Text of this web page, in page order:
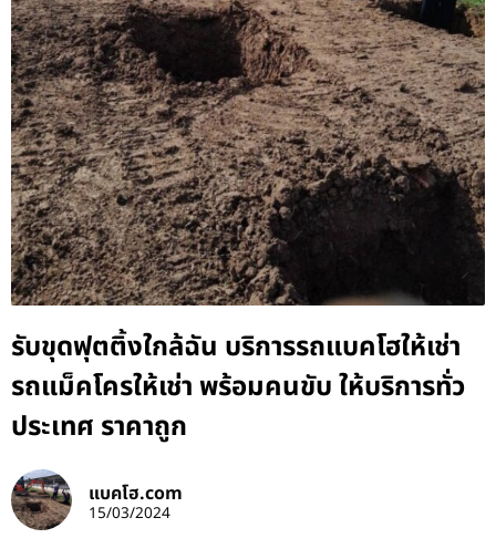
รับขุดฟุตติ้งใกล้ฉัน บริการรถแบคโฮให้เช่า
รถแม็คโครให้เช่า พร้อมคนขับ ให้บริการทั่ว
ประเทศ ราคาถูก
แบคโฮ.com
15/03/2024